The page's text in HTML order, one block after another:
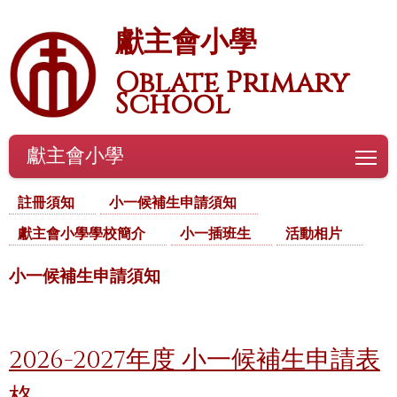
獻主會小學
Oblate Primary
School
獻主會小學
註冊須知
小一候補生申請須知
獻主會小學學校簡介
小一插班生 活動相片
小一候補生申請須知
2026-2027年度 小一候補生申請表